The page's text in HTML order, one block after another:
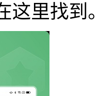
这里找到。